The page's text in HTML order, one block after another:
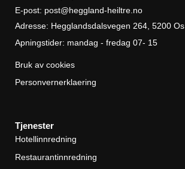
E-post: post@heggland-heiltre.no
Adresse: Hegglandsdalsvegen 264, 5200 Os
Apningstider: mandag - fredag 07- 15
Bruk av cookies
Personvernerklaering
Tjenester
Hotellinnredning
Restaurantinnredning